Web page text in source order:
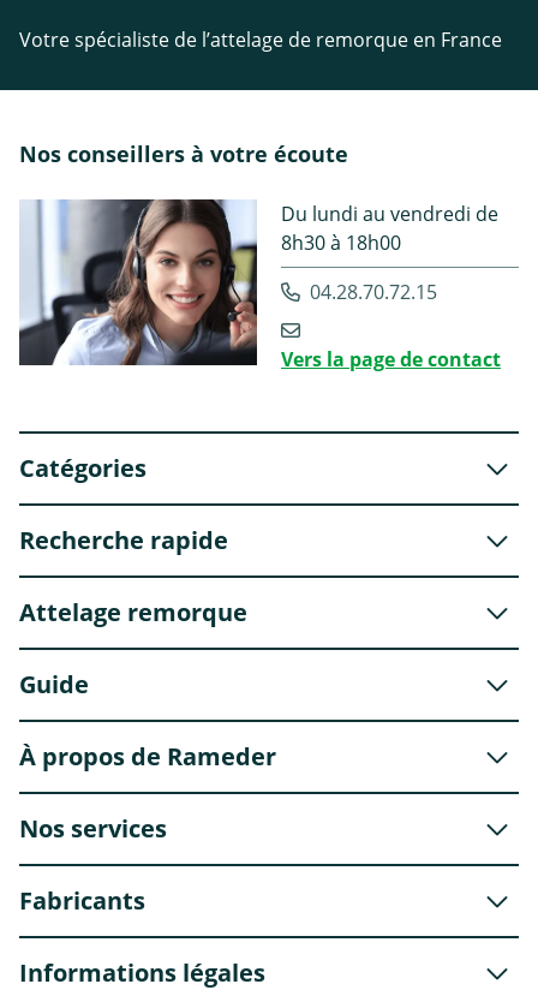
Votre spécialiste de l’attelage de remorque en France
Nos conseillers à votre écoute
Du lundi au vendredi de
8h30 à 18h00
04.28.70.72.15
Vers la page de contact
Catégories
Recherche rapide
Attelage remorque
Guide
À propos de Rameder
Nos services
Fabricants
Informations légales